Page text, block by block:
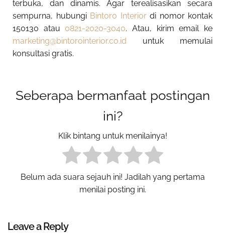
terbuka, dan dinamis. Agar terealisasikan secara
sempurna, hubungi Bintoro Interiordi nomor kontak
150130 atau 0821-2020-3040. Atau, kirim email ke
marketing@bintorointerior.co.id untuk memulai
konsultasi gratis.
Seberapa bermanfaat postingan
ini?
Klik bintang untuk menilainya!
Belum ada suara sejauh ini! Jadilah yang pertama
menilai posting ini.
Leave a Reply